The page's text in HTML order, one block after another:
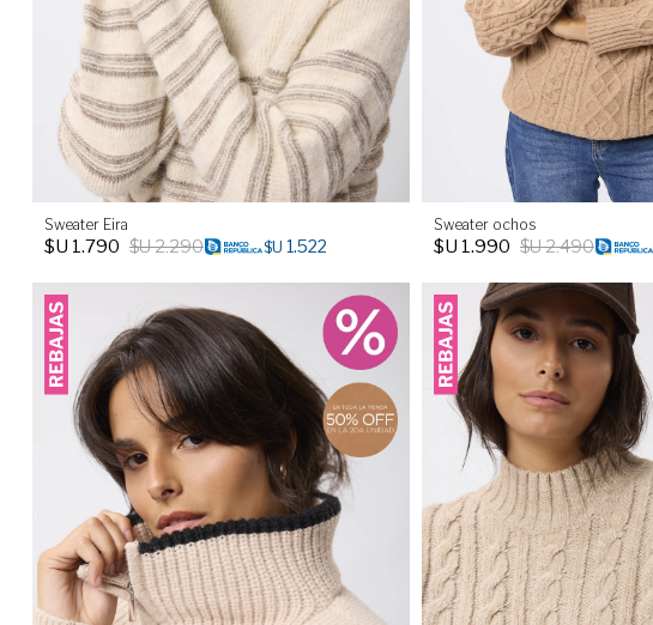
Sweater Eira
$U 1.790 $U2.290 $U 1.522
Sweater ochos
$U 1.990 $U2.490